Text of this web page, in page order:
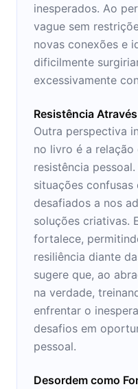
inesperados. Ao
vague sem
novas conexões e
dificilmente
excessivamente
Resistência
Outra perspectiva
no livro é a relação
resistência
situações confusas
desafiados a nos
soluções criativas.
fortalece,
resiliência diante
sugere que, ao
na verdade,
enfrentar o
desafios em
pessoal.
Desordem como